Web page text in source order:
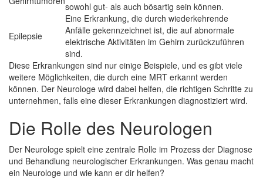
sowohl gut- als auch bösartig sein können.
Epilepsie
Eine Erkrankung, die durch wiederkehrende
Anfälle gekennzeichnet ist, die auf abnormale
elektrische Aktivitäten im Gehirn zurückzuführen
sind.
Diese Erkrankungen sind nur einige Beispiele, und es gibt viele
weitere Möglichkeiten, die durch eine MRT erkannt werden
können. Der Neurologe wird dabei helfen, die richtigen Schritte zu
unternehmen, falls eine dieser Erkrankungen diagnostiziert wird.
Die Rolle des Neurologen
Der Neurologe spielt eine zentrale Rolle im Prozess der Diagnose
und Behandlung neurologischer Erkrankungen. Was genau macht
ein Neurologe und wie kann er dir helfen?